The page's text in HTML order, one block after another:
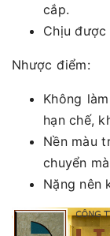
cắp.
Chịu được
Nhược điểm:
Không
hạn chế,
Nền màu
chuyển
Nặng nên